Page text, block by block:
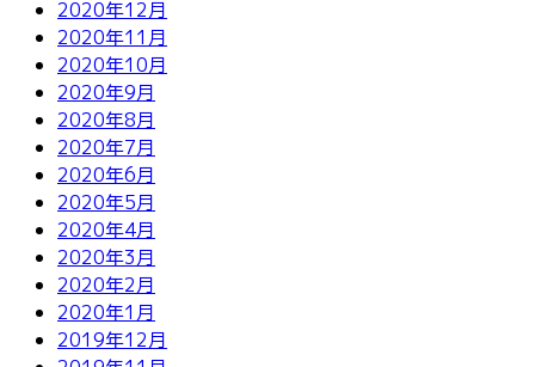
2020年12月
2020年11月
2020年10月
2020年9月
2020年8月
2020年7月
2020年6月
2020年5月
2020年4月
2020年3月
2020年2月
2020年1月
2019年12月